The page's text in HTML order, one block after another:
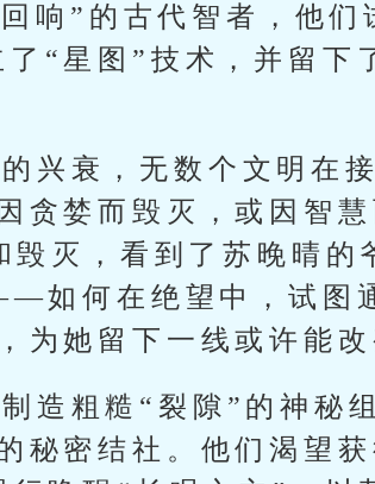
响”的古代智者，他们
“星图”技术，并留下
兴衰，无数个文明在
贪婪而毁灭，或因智
毁灭，看到了苏晚晴
如何在绝望中，试图
为她留下一线或许能改
造粗糙“裂隙”的神
秘密结社。他们渴望